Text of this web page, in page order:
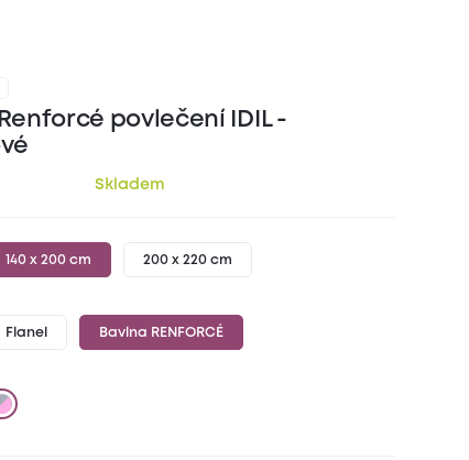
povlečení IDIL -
Skladem
140 x 200 cm 200 x 220 cm
Flanel Bavlna RENFORCÉ